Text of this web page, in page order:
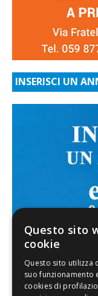
INSERISCI UN
Questo sito
cookie